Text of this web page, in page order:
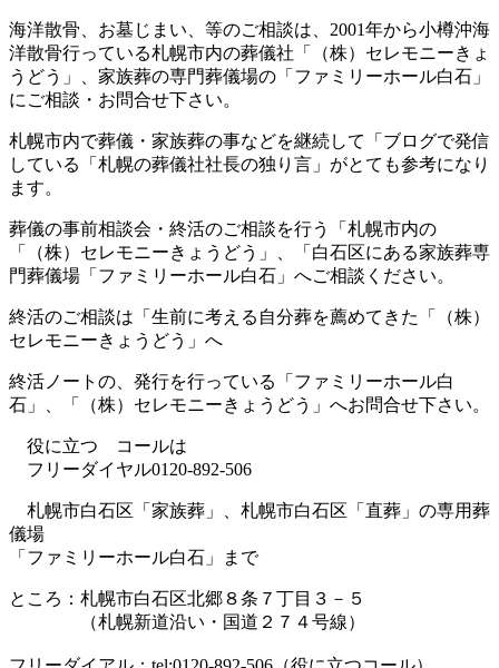
海洋散骨、お墓じまい、等のご相談は、2001年から小樽沖海
洋散骨行っている札幌市内の葬儀社「（株）セレモニーきょ
うどう」、家族葬の専門葬儀場の「ファミリーホール白石」
にご相談・お問合せ下さい。
札幌市内で葬儀・家族葬の事などを継続して「ブログで発信
している「札幌の葬儀社社長の独り言」がとても参考になり
ます。
葬儀の事前相談会・終活のご相談を行う「札幌市内の
「（株）セレモニーきょうどう」、「白石区にある家族葬専
門葬儀場「ファミリーホール白石」へご相談ください。
終活のご相談は「生前に考える自分葬を薦めてきた「（株）
セレモニーきょうどう」へ
終活ノートの、発行を行っている「ファミリーホール白
石」、「（株）セレモニーきょうどう」へお問合せ下さい。
役に立つ コールは
フリーダイヤル0120-892-506
札幌市白石区「家族葬」、札幌市白石区「直葬」の専用葬
儀場
「ファミリーホール白石」まで
ところ：札幌市白石区北郷８条７丁目３－５
（札幌新道沿い・国道２７４号線）